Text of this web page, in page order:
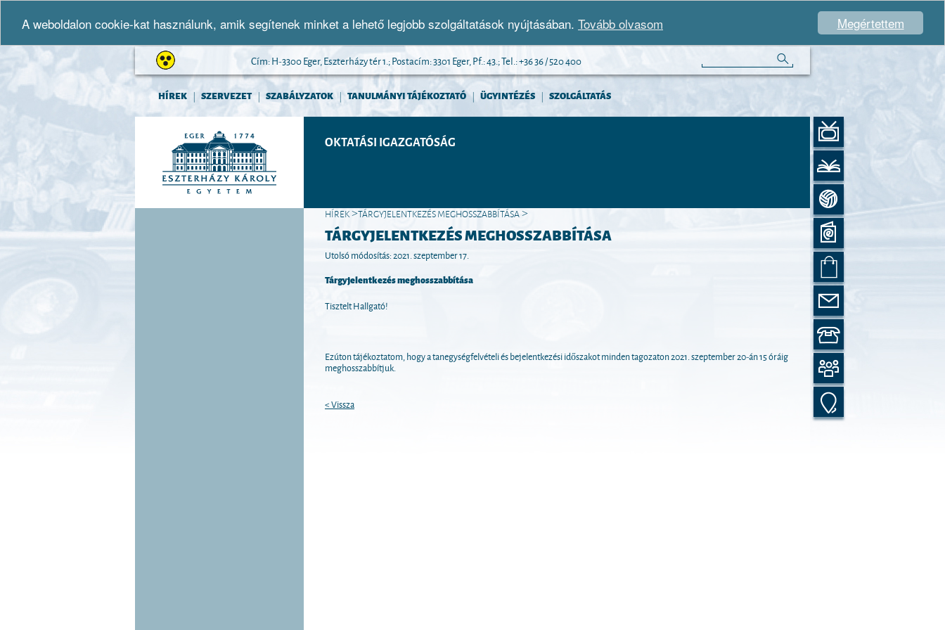
Megértettem
A weboldalon cookie-kat használunk, amik segítenek minket a lehető legjobb szolgáltatások nyújtásában. Tovább olvasom
Cím: H-3300 Eger, Eszterházy tér 1.; Postacím: 3301 Eger, Pf.: 43.; Tel.: +36 36 / 520 400
HÍREK | SZERVEZET | SZABÁLYZATOK | TANULMÁNYI TÁJÉKOZTATÓ | ÜGYINTÉZÉS | SZOLGÁLTATÁS
OKTATÁSI IGAZGATÓSÁG
HÍREK>TÁRGYJELENTKEZÉS MEGHOSSZABBÍTÁSA>
TÁRGYJELENTKEZÉS MEGHOSSZABBÍTÁSA
Utolsó módosítás: 2021. szeptember 17.
Tárgyjelentkezés meghosszabbítása
Tisztelt Hallgató!
Ezúton tájékoztatom, hogy a tanegységfelvételi és bejelentkezési időszakot minden tagozaton 2021. szeptember 20-án 15 óráig
meghosszabbítjuk.
< Vissza